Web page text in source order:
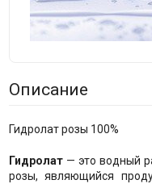
Описание
Гидролат розы 100%
Гидролат— это водный
розы, являющийся